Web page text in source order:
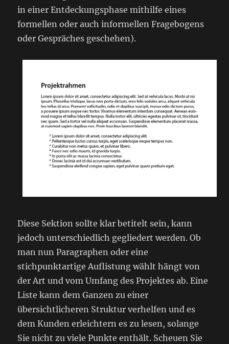
in einer Entdeckungsphase mithilfe eines
formellen oder auch informellen Fragebogens
oder Gespräches geschehen).
Diese Sektion sollte klar betitelt sein, kann
jedoch unterschiedlich gegliedert werden. Ob
man nun Paragraphen oder eine
stichpunktartige Auflistung wählt hängt von
der Art und vom Umfang des Projektes ab. Eine
Liste kann dem Ganzen zu einer
übersichtlicheren Struktur verhelfen und es
dem Kunden erleichtern es zu lesen, solange
Sie nicht zu viele Punkte enthält. Scheuen Sie